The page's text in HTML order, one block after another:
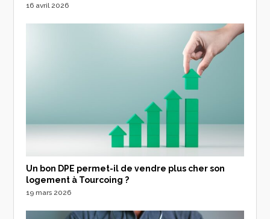
16 avril 2026
Un bon DPE permet-il de vendre plus cher son
logement à Tourcoing ?
19 mars 2026